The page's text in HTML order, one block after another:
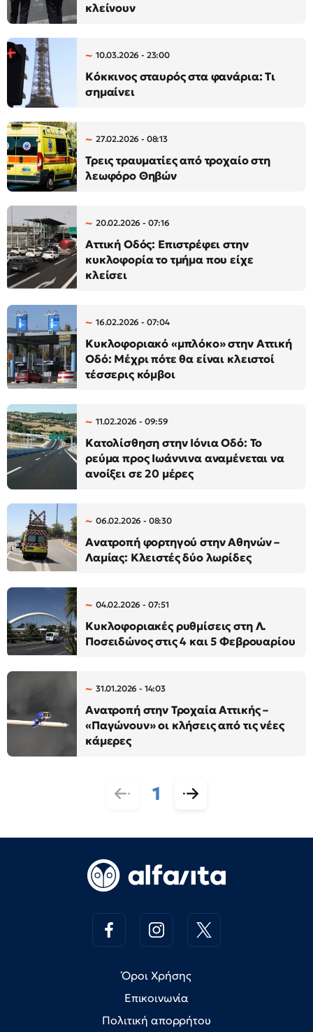
κλείνουν
10.03.2026 - 23:00
Κόκκινος σταυρός στα φανάρια: Τι
σημαίνει
27.02.2026 - 08:13
Τρεις τραυματίες από τροχαίο στη
λεωφόρο Θηβών
20.02.2026 - 07:16
Αττική Οδός: Επιστρέφει στην
κυκλοφορία το τμήμα που είχε
κλείσει
16.02.2026 - 07:04
Κυκλοφοριακό «μπλόκο» στην Αττική
Οδό: Μέχρι πότε θα είναι κλειστοί
τέσσερις κόμβοι
11.02.2026 - 09:59
Κατολίσθηση στην Ιόνια Οδό: Το
ρεύμα προς Ιωάννινα αναμένεται να
ανοίξει σε 20 μέρες
06.02.2026 - 08:30
Ανατροπή φορτηγού στην Αθηνών –
Λαμίας: Κλειστές δύο λωρίδες
04.02.2026 - 07:51
Κυκλοφοριακές ρυθμίσεις στη Λ.
Ποσειδώνος στις 4 και 5 Φεβρουαρίου
31.01.2026 - 14:03
Ανατροπή στην Τροχαία Αττικής –
«Παγώνουν» οι κλήσεις από τις νέες
κάμερες
1
Όροι Χρήσης
Επικοινωνία
Πολιτική απορρήτου